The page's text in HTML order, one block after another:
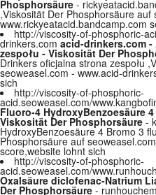
Phosphorsäure -
,Viskosität Der Phosphorsäure auf
www.rickyeatacid.bandcamp.com
http://viscosity-of-phosphoric-
drinkers.com acid-drinkers.com
zespołu - Viskosität Der
Drinkers oficjalna strona zespołu
seoweasel.com - www.acid-
sich
http://viscosity-of-phosphoric-
acid.seoweasel.com/
Fluoro-4 HydroxyBenzoesäure
Viskosität Der Phosphorsäure -
HydroxyBenzoesäure 4 Bromo 3
Phosphorsäure auf
score,website lohnt sich
http://viscosity-of-phosphoric-
acid.seoweasel.com/
Oxalsäure diclofenac-Natrium
Der Phosphorsäure -